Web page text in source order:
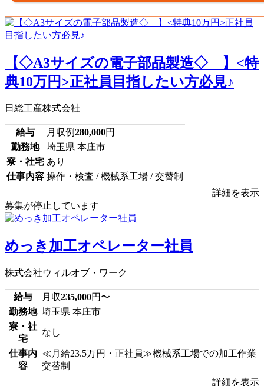
【◇A3サイズの電子部品製造◇ 】<特
典10万円>正社員目指したい方必見♪
日総工産株式会社
給与 月収例280,000円
勤務地
埼玉県 本庄市
寮・社宅 あり
仕事内容 操作・検査 / 機械系工場 / 交替制
詳細を表示
募集が停止しています
めっき加工オペレーター社員
株式会社ウィルオブ・ワーク
給与 月収235,000円〜
勤務地 埼玉県 本庄市
寮・社
宅
なし
仕事内
容
≪月給23.5万円・正社員≫機械系工場での加工作業
交替制
詳細を表示